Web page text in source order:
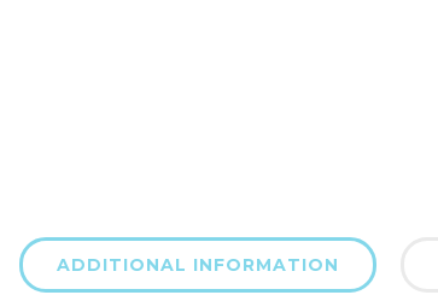
ADDITIONAL INFORMATION